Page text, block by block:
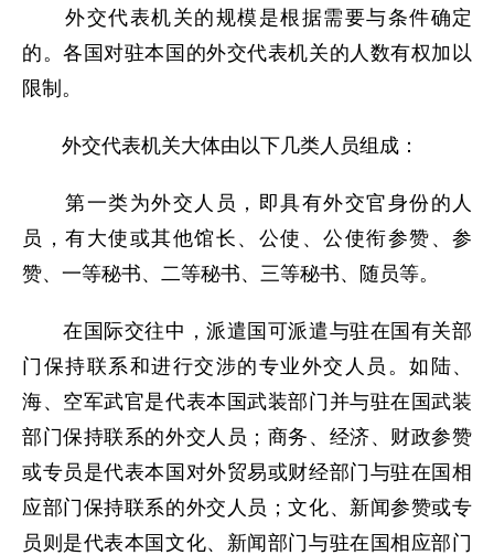
外交代表机关的规模是根据需要与条件确定
的。各国对驻本国的外交代表机关的人数有权加以
限制。
外交代表机关大体由以下几类人员组成：
第一类为外交人员，即具有外交官身份的人
员，有大使或其他馆长、公使、公使衔参赞、参
赞、一等秘书、二等秘书、三等秘书、随员等。
在国际交往中，派遣国可派遣与驻在国有关部
门保持联系和进行交涉的专业外交人员。如陆、
海、空军武官是代表本国武装部门并与驻在国武装
部门保持联系的外交人员；商务、经济、财政参赞
或专员是代表本国对外贸易或财经部门与驻在国相
应部门保持联系的外交人员；文化、新闻参赞或专
员则是代表本国文化、新闻部门与驻在国相应部门